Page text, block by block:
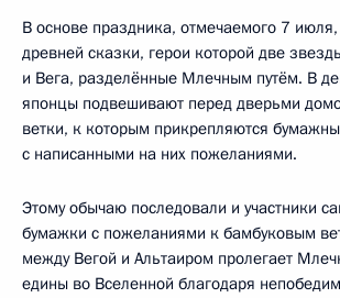
В основе праздника, отмечаемого 7
древней сказки, герои которой две
и Вега, разделённые Млечным путём. В
японцы подвешивают перед дверьми
ветки, к которым прикрепляются
с написанными на них пожеланиями.
Этому обычаю последовали и участники
бумажки с пожеланиями к бамбуковым
между Вегой и Альтаиром пролегает
едины во Вселенной благодаря